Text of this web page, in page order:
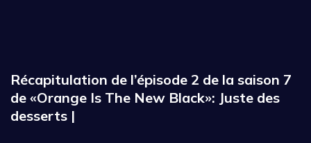
Récapitulation de l’épisode 2 de la saison 7
de «Orange Is The New Black»: Juste des
desserts |